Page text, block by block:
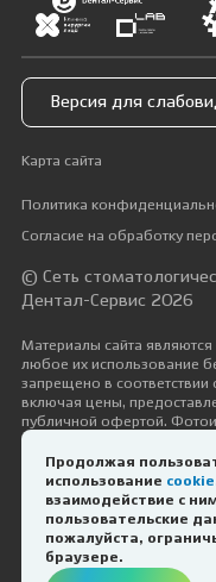
Продолжая
использование
взаимодействие с
пользовательские
пожалуйста,
браузере.
Версия для
Карта сайта
Политика
Согласие на обработку
© Сеть
Дентал-Сервис 2026
Материалы сайта являются
любое их использование
запрещено в
включая цены,
публичной офертой.
сайте, размещены
гражданско-правовых
Дизайн и разработка —
ИМЕЮТСЯ